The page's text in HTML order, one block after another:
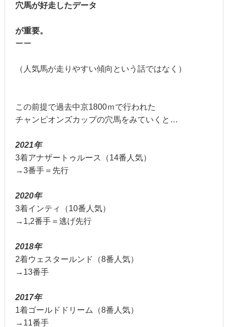
穴馬が好走したデータ
が重要。
ーー
（人気馬が走りやすい傾向という話ではなく）
この前提で過去中京1800ｍで行われた
チャンピオンズカップの穴馬をみていくと…
2021年
3着アナザートゥルース（14番人気）
→3番手＝先行
2020年
3着インティ（10番人気）
→1,2番手＝逃げ先行
2018年
2着ウェスタールンド（8番人気）
→13番手
2017年
1着ゴールドドリーム（8番人気）
→11番手